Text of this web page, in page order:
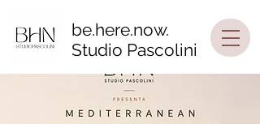
be.here.now.
Studio Pascolini